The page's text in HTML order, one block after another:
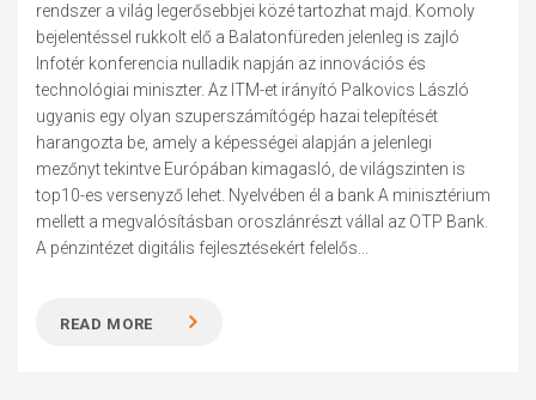
rendszer a világ legerősebbjei közé tartozhat majd. Komoly
bejelentéssel rukkolt elő a Balatonfüreden jelenleg is zajló
Infotér konferencia nulladik napján az innovációs és
technológiai miniszter. Az ITM-et irányító Palkovics László
ugyanis egy olyan szuperszámítógép hazai telepítését
harangozta be, amely a képességei alapján a jelenlegi
mezőnyt tekintve Európában kimagasló, de világszinten is
top10-es versenyző lehet. Nyelvében él a bank A minisztérium
mellett a megvalósításban oroszlánrészt vállal az OTP Bank.
A pénzintézet digitális fejlesztésekért felelős...
READ MORE